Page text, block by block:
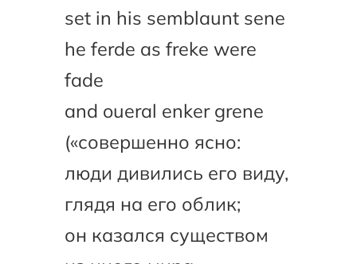
set in his semblaunt sene
he ferde as freke were
fade
and oueral enker grene
(«совершенно ясно:
люди дивились его виду,
глядя на его облик;
он казался существом